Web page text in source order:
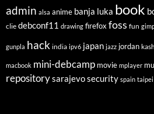
admin alsa anime banja luka book
clie debconf11 drawing firefoxfoss fun
gunpla hack india ipv6 japan jazz jordan
macbook mini-debcamp movie mplayer
repositorysarajevosecurity spain taipei